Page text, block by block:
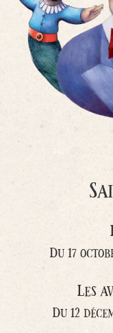
Du 17
Les
Du 12